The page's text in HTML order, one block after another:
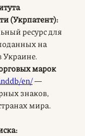
(Укрпатент):
ресурс для
на
Украине.
марок
en/—
знаков,
мира.